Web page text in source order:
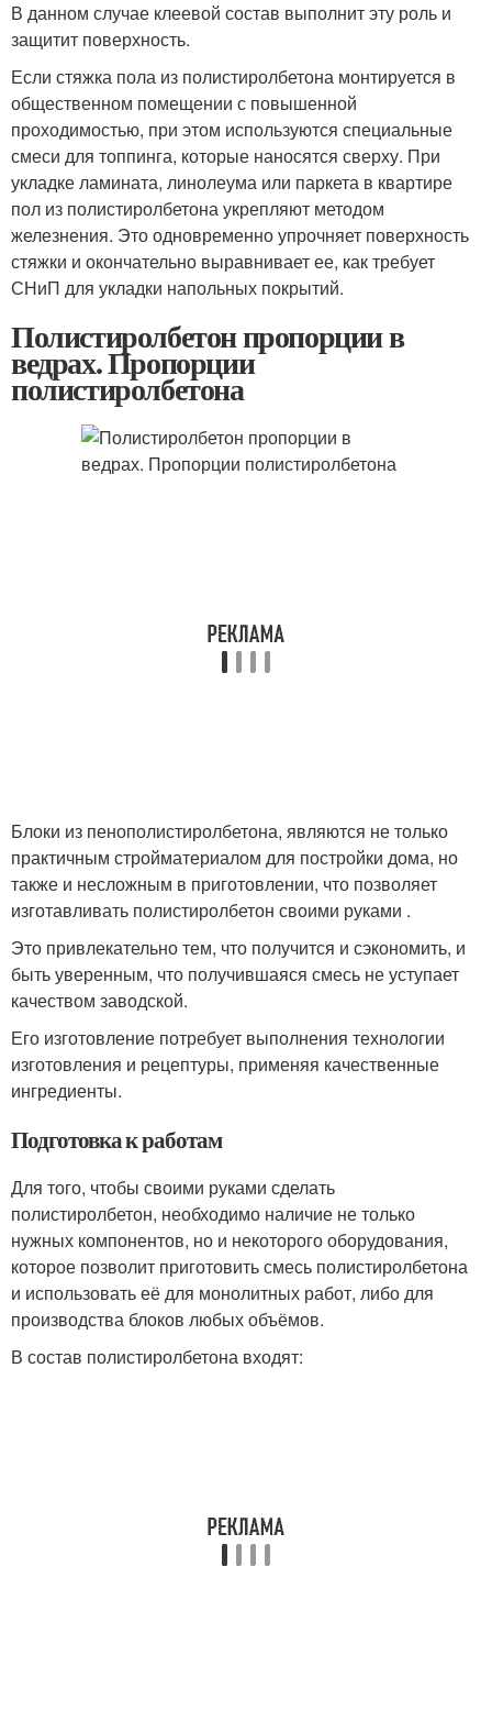
В данном случае клеевой состав выполнит эту роль и
защитит поверхность.
Если стяжка пола из полистиролбетона монтируется в
общественном помещении с повышенной
проходимостью, при этом используются специальные
смеси для топпинга, которые наносятся сверху. При
укладке ламината, линолеума или паркета в квартире
пол из полистиролбетона укрепляют методом
железнения. Это одновременно упрочняет поверхность
стяжки и окончательно выравнивает ее, как требует
СНиП для укладки напольных покрытий.
Полистиролбетон пропорции в
ведрах. Пропорции
полистиролбетона
Блоки из пенополистиролбетона, являются не только
практичным стройматериалом для постройки дома, но
также и несложным в приготовлении, что позволяет
изготавливать полистиролбетон своими руками .
Это привлекательно тем, что получится и сэкономить, и
быть уверенным, что получившаяся смесь не уступает
качеством заводской.
Его изготовление потребует выполнения технологии
изготовления и рецептуры, применяя качественные
ингредиенты.
Подготовка к работам
Для того, чтобы своими руками сделать
полистиролбетон, необходимо наличие не только
нужных компонентов, но и некоторого оборудования,
которое позволит приготовить смесь полистиролбетона
и использовать её для монолитных работ, либо для
производства блоков любых объёмов.
В состав полистиролбетона входят: